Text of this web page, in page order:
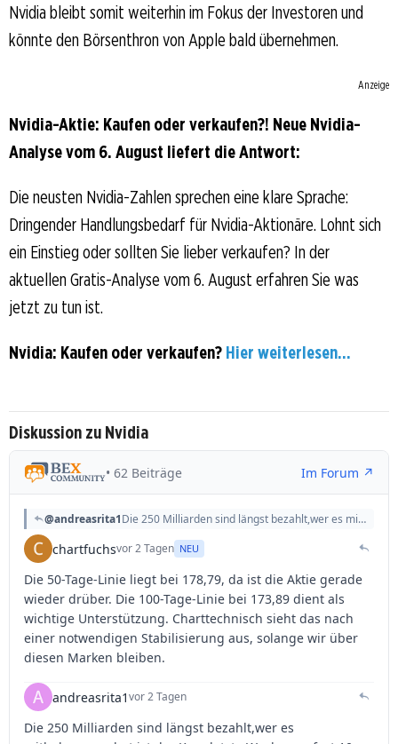
Nvidia bleibt somit weiterhin im Fokus der Investoren und
könnte den Börsenthron von Apple bald übernehmen.
Anzeige
Nvidia-Aktie: Kaufen oder verkaufen?! Neue Nvidia-
Analyse vom 6. August liefert die Antwort:
Die neusten Nvidia-Zahlen sprechen eine klare Sprache:
Dringender Handlungsbedarf für Nvidia-Aktionäre. Lohnt sich
ein Einstieg oder sollten Sie lieber verkaufen? In der
aktuellen Gratis-Analyse vom 6. August erfahren Sie was
jetzt zu tun ist.
Nvidia: Kaufen oder verkaufen? Hier weiterlesen...
Diskussion zu Nvidia